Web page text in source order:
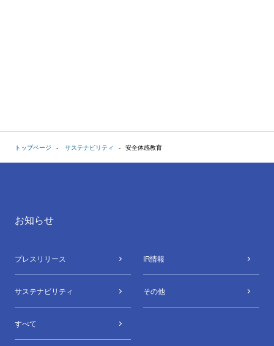
トップページ サステナビリティ 安全体感教育
お知らせ
プレスリリース IR情報
サステナビリティ その他
すべて